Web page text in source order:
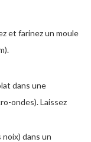
et farinez un moule
dans une
ondes). Laissez
dans un